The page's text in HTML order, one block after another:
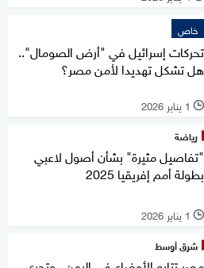
خاص
تحركات إسرائيل في "أرض الصومال"..
هل تشكل تهديدا لأمن مصر؟
l 1 يناير 2026
رياضة
"تفاصيل مثيرة" بشأن أصول لاعبي
بطولة أمم إفريقيا 2025
l 1 يناير 2026
شرق أوسط